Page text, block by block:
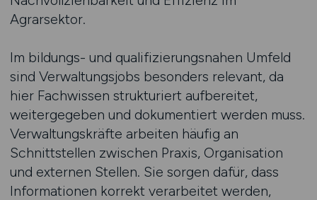
Agrarsektor.
Im bildungs- und qualifizierungsnahen Umfeld
sind Verwaltungsjobs besonders relevant, da
hier Fachwissen strukturiert aufbereitet,
weitergegeben und dokumentiert werden muss.
Verwaltungskräfte arbeiten häufig an
Schnittstellen zwischen Praxis, Organisation
und externen Stellen. Sie sorgen dafür, dass
Informationen korrekt verarbeitet werden,